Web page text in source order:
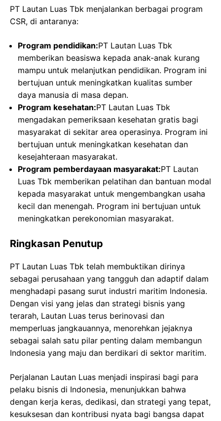
PT Lautan Luas Tbk menjalankan berbagai program
CSR, di antaranya:
Program pendidikan:PT Lautan Luas Tbk
memberikan beasiswa kepada anak-anak kurang
mampu untuk melanjutkan pendidikan. Program ini
bertujuan untuk meningkatkan kualitas sumber
daya manusia di masa depan.
Program kesehatan:PT Lautan Luas Tbk
mengadakan pemeriksaan kesehatan gratis bagi
masyarakat di sekitar area operasinya. Program ini
bertujuan untuk meningkatkan kesehatan dan
kesejahteraan masyarakat.
Program pemberdayaan masyarakat:PT Lautan
Luas Tbk memberikan pelatihan dan bantuan modal
kepada masyarakat untuk mengembangkan usaha
kecil dan menengah. Program ini bertujuan untuk
meningkatkan perekonomian masyarakat.
Ringkasan Penutup
PT Lautan Luas Tbk telah membuktikan dirinya
sebagai perusahaan yang tangguh dan adaptif dalam
menghadapi pasang surut industri maritim Indonesia.
Dengan visi yang jelas dan strategi bisnis yang
terarah, Lautan Luas terus berinovasi dan
memperluas jangkauannya, menorehkan jejaknya
sebagai salah satu pilar penting dalam membangun
Indonesia yang maju dan berdikari di sektor maritim.
Perjalanan Lautan Luas menjadi inspirasi bagi para
pelaku bisnis di Indonesia, menunjukkan bahwa
dengan kerja keras, dedikasi, dan strategi yang tepat,
kesuksesan dan kontribusi nyata bagi bangsa dapat